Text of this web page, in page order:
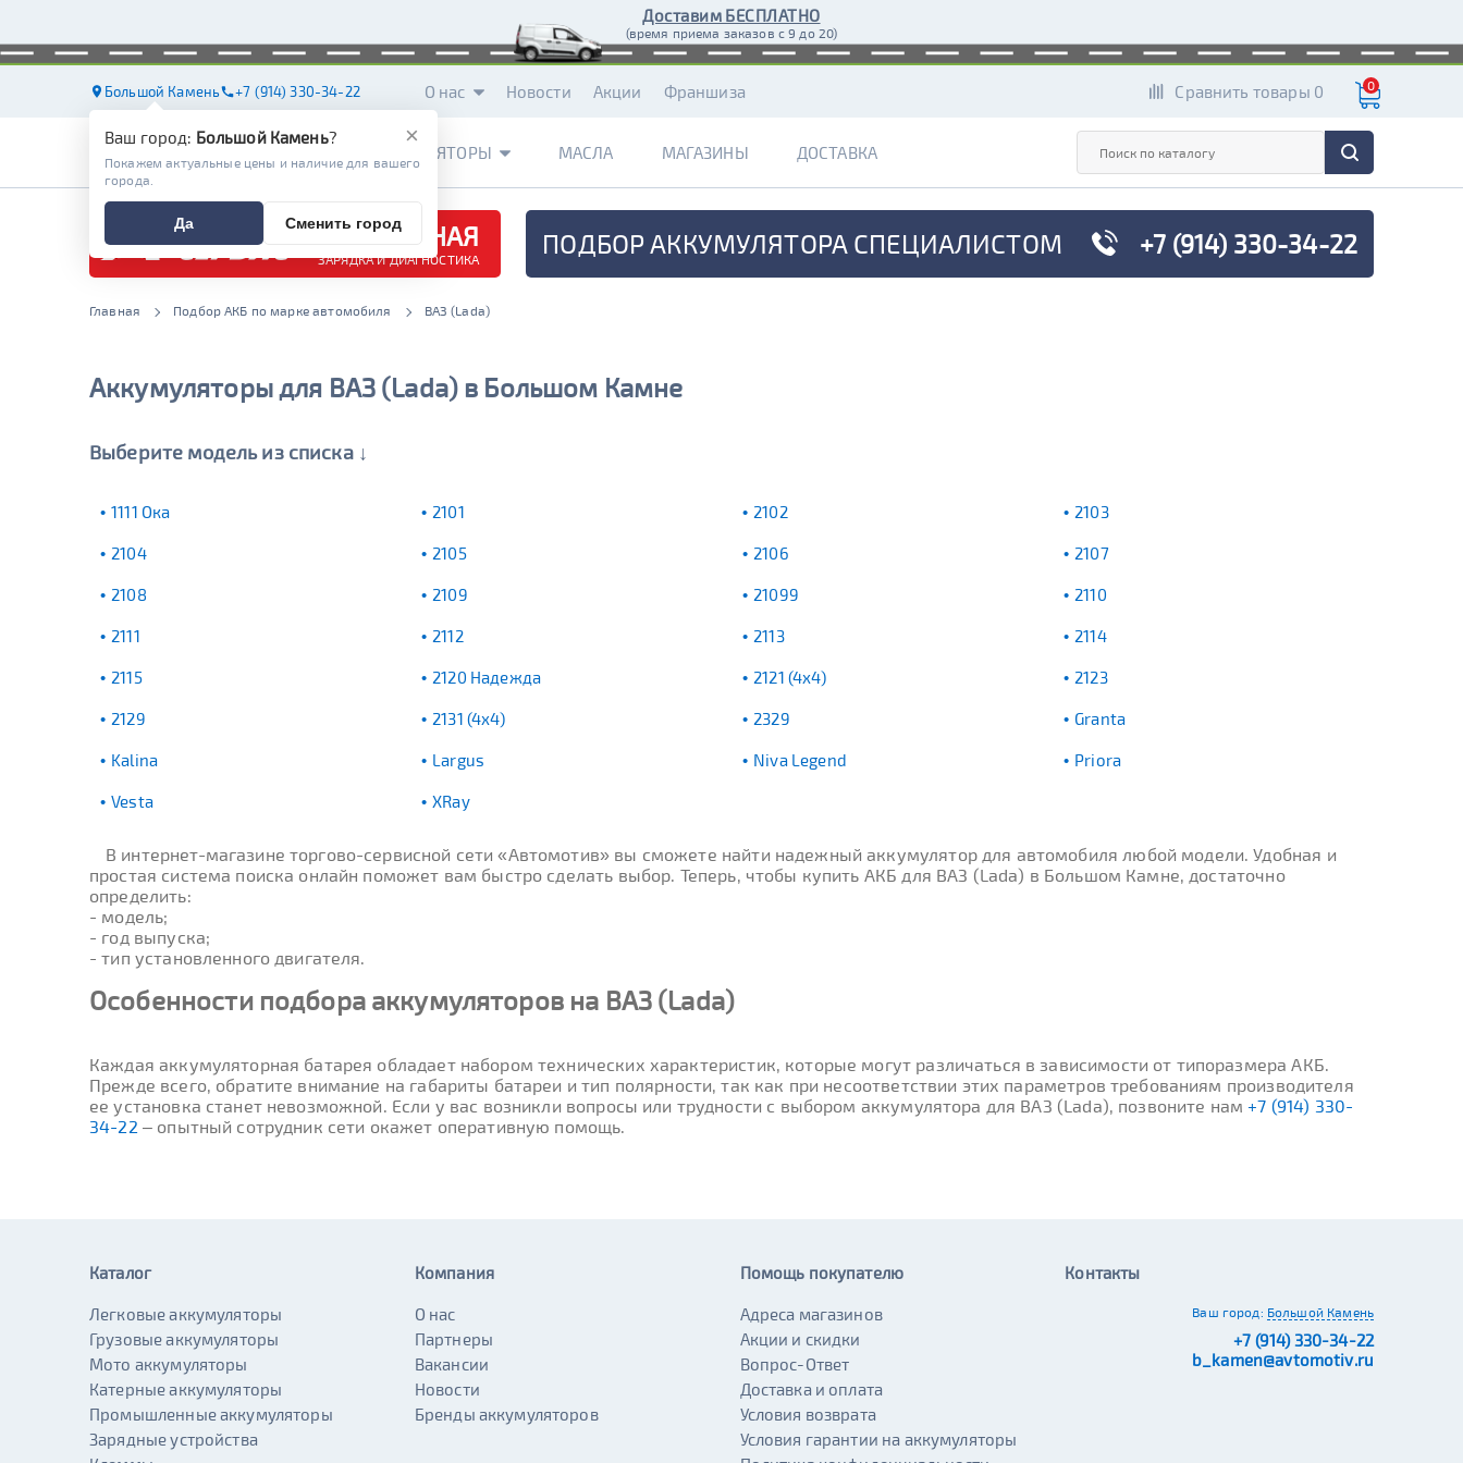
Доставим БЕСПЛАТНО
(время приема заказов с 9 до 20)
Большой Камень +7 (914) 330-34-22 О нас Новости Акции Франшиза Сравнить товары 0 0
АККУМУЛЯТОРЫ МАСЛА МАГАЗИНЫ ДОСТАВКА
БЕСПЛАТНАЯ
ЗАРЯДКА И ДИАГНОСТИКА ПОДБОР АККУМУЛЯТОРА СПЕЦИАЛИСТОМ +7 (914) 330-34-22
Главная Подбор АКБ по марке автомобиля ВАЗ (Lada)
Аккумуляторы для ВАЗ (Lada) в Большом Камне
Выберите модель из списка ↓
1111 Ока 2101 2102 2103
2104 2105 2106 2107
2108 2109 21099 2110
2111 2112 2113 2114
2115 2120 Надежда 2121 (4x4) 2123
2129 2131 (4x4) 2329 Granta
Kalina Largus Niva Legend Priora
Vesta XRay
В интернет-магазине торгово-сервисной сети «Автомотив» вы сможете найти надежный аккумулятор для автомобиля любой модели. Удобная и
простая система поиска онлайн поможет вам быстро сделать выбор. Теперь, чтобы купить АКБ для ВАЗ (Lada) в Большом Камне, достаточно
определить:
- модель;
- год выпуска;
- тип установленного двигателя.
Особенности подбора аккумуляторов на ВАЗ (Lada)
Каждая аккумуляторная батарея обладает набором технических характеристик, которые могут различаться в зависимости от типоразмера АКБ.
Прежде всего, обратите внимание на габариты батареи и тип полярности, так как при несоответствии этих параметров требованиям производителя
ее установка станет невозможной. Если у вас возникли вопросы или трудности с выбором аккумулятора для ВАЗ (Lada), позвоните нам+7 (914) 330-
34-22 – опытный сотрудник сети окажет оперативную помощь.
×
Ваш город: Большой Камень?
Покажем актуальные цены и наличие для вашего
города.
Да Сменить город
Каталог
Легковые аккумуляторы
Грузовые аккумуляторы
Мото аккумуляторы
Катерные аккумуляторы
Промышленные аккумуляторы
Зарядные устройства
Компания
О нас
Партнеры
Вакансии
Новости
Бренды аккумуляторов
Помощь покупателю
Адреса магазинов
Акции и скидки
Вопрос-Ответ
Доставка и оплата
Условия возврата
Условия гарантии на аккумуляторы
Контакты
Ваш город: Большой Камень
+7 (914) 330-34-22
b_kamen@avtomotiv.ru